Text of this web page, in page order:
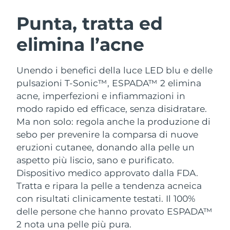
Punta, tratta ed
elimina l’acne
Unendo i benefici della luce LED blu e delle
pulsazioni T-Sonic™, ESPADA™ 2 elimina
acne, imperfezioni e infiammazioni in
modo rapido ed efficace, senza disidratare.
Ma non solo: regola anche la produzione di
sebo per prevenire la comparsa di nuove
eruzioni cutanee, donando alla pelle un
aspetto più liscio, sano e purificato.
Dispositivo medico approvato dalla FDA.
Tratta e ripara la pelle a tendenza acneica
con risultati clinicamente testati. Il 100%
delle persone che hanno provato ESPADA™
2 nota una pelle più pura.
LUNA™ 4 pacchetto
Anti-aging massage
LUNA™ 4 Plus
Massage, LED heating
LUNA™ 4 Men
For men, anti-aging massage
BEAR™ 2 pacchetto
Microcurrent toning
BEAR™ 2 go
Microcurrent toning on-the-go
BEAR™ 2 eyes & lips
Microcurrent line smoothing device
Idratazione
UFO™ 3 pacchetto
Deep facial hydration
UFO™ 3 LED
Near-infrared and red light therapy
device
Igiene orale
issa™ 4
Hybrid silicone sonic toothbrush
issa™ 4 plus
Smart hybrid silicone sonic toothbrush
TRATTAMENTI ANTI-AGE FAQ™
Anti-age Trattamenti LED
NEW
Austria Consegna stimata
Bahrein Consegna stimata
Belgio
Bermuda Consegna stimata8/17/26
Bosnia ed
Erzegovina
Consegna stimata 8/14/26
Brunei Consegna stimata8/16/26
Bulgaria Consegna stimata8/11/26
Canada Consegna stimata8/15/26
Cile